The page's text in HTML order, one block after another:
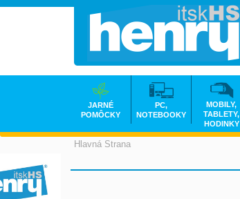
Hlavná Strana
JARNÉ
POMÔCKY
PC,
NOTEBOOKY
MOBILY,
TABLETY,
HODINKY